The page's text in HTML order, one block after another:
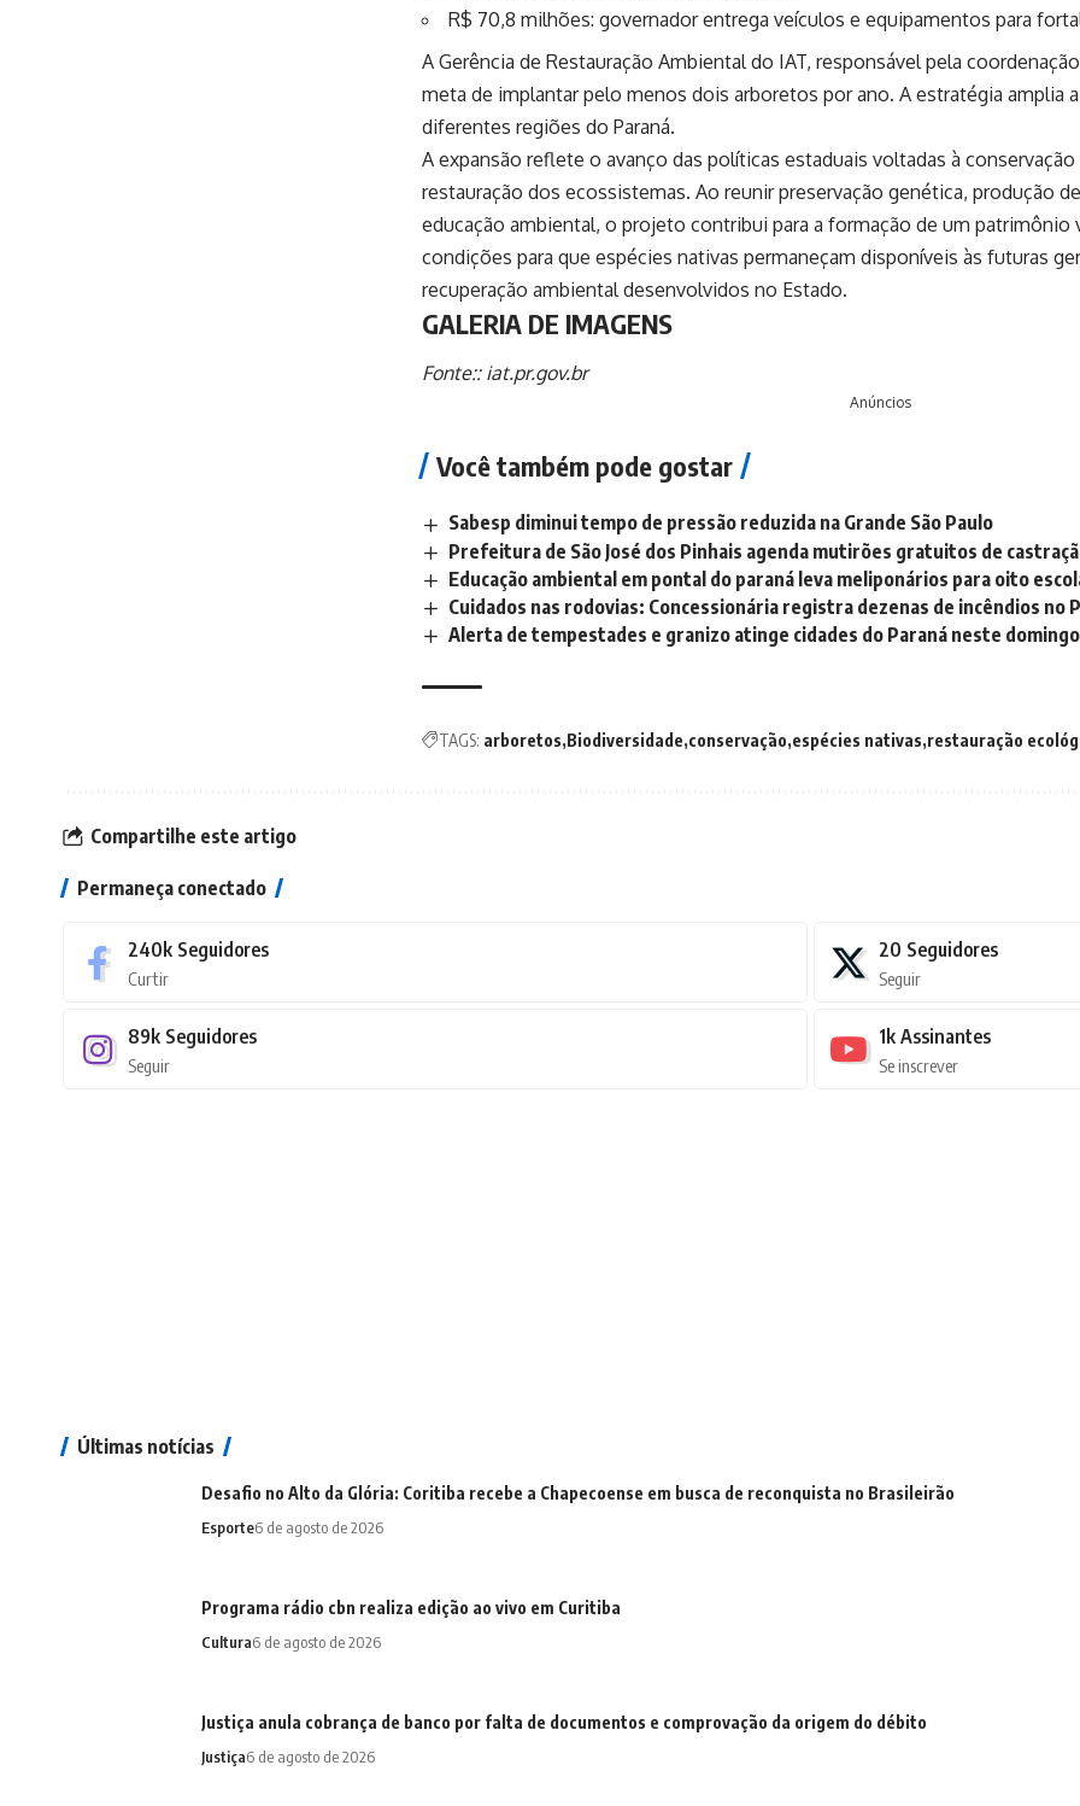
R$ 70,8 milhões: governador entrega veículos e equipamentos para
A Gerência de Restauração Ambiental do IAT, responsável pela
meta de implantar pelo menos dois arboretos por ano. A estratégia amplia
diferentes regiões do Paraná.
A expansão reflete o avanço das políticas estaduais voltadas à
restauração dos ecossistemas. Ao reunir preservação genética, produção
educação ambiental, o projeto contribui para a formação de um patrimônio
condições para que espécies nativas permaneçam disponíveis às futuras
recuperação ambiental desenvolvidos no Estado.
GALERIA DE IMAGENS
Fonte:: iat.pr.gov.br
Anúncios
Você também pode gostar
Sabesp diminui tempo de pressão reduzida na Grande São Paulo
Prefeitura de São José dos Pinhais agenda mutirões gratuitos de
Educação ambiental em pontal do paraná leva meliponários para oito
Cuidados nas rodovias: Concessionária registra dezenas de incêndios no
Alerta de tempestades e granizo atinge cidades do Paraná neste domingo
TAGS: arboretos Biodiversidade conservação espécies nativas restauração
Compartilhe este artigo
Permaneça conectado
240k Seguidores
Curtir
20 Seguidores
Seguir
89k Seguidores
Seguir
1k Assinantes
Se inscrever
Últimas notícias
Desafio no Alto da Glória: Coritiba recebe a Chapecoense em busca de reconquista no Brasileirão
Esporte6 de agosto de 2026
Programa rádio cbn realiza edição ao vivo em Curitiba
Cultura6 de agosto de 2026
Justiça anula cobrança de banco por falta de documentos e comprovação da origem do débito
Justiça6 de agosto de 2026